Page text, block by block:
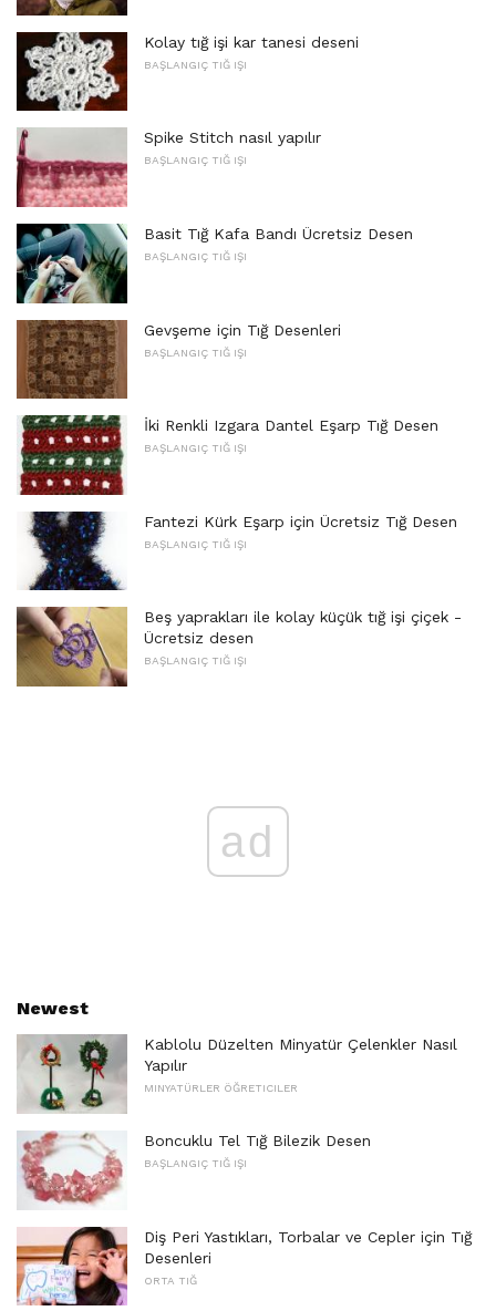
Kolay tığ işi kar tanesi deseni
BAŞLANGIÇ ​​TIĞ IŞI
Spike Stitch nasıl yapılır
BAŞLANGIÇ ​​TIĞ IŞI
Basit Tığ Kafa Bandı Ücretsiz Desen
BAŞLANGIÇ ​​TIĞ IŞI
Gevşeme için Tığ Desenleri
BAŞLANGIÇ ​​TIĞ IŞI
İki Renkli Izgara Dantel Eşarp Tığ Desen
BAŞLANGIÇ ​​TIĞ IŞI
Fantezi Kürk Eşarp için Ücretsiz Tığ Desen
BAŞLANGIÇ ​​TIĞ IŞI
Beş yaprakları ile kolay küçük tığ işi çiçek -
Ücretsiz desen
BAŞLANGIÇ ​​TIĞ IŞI
ad
Newest
Kablolu Düzelten Minyatür Çelenkler Nasıl
Yapılır
MINYATÜRLER ÖĞRETICILER
Boncuklu Tel Tığ Bilezik Desen
BAŞLANGIÇ ​​TIĞ IŞI
Diş Peri Yastıkları, Torbalar ve Cepler için Tığ
Desenleri
ORTA TIĞ